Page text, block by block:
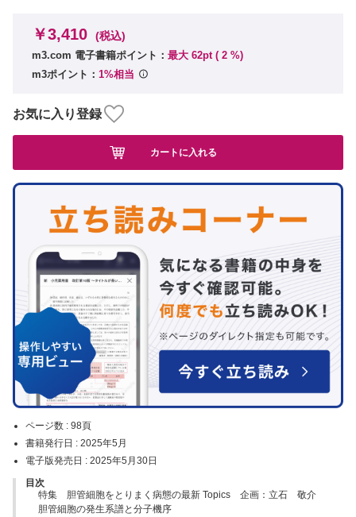
ページ数 : 98頁
書籍発行日 : 2025年5月
電子版発売日 : 2025年5月30日
目次
特集 胆管細胞をとりまく病態の最新 Topics 企画：立石 敬介
胆管細胞の発生系譜と分子機序
￥3,410 (税込)
m3.com 電子書籍ポイント： 最大 62pt ( 2 %)
m3ポイント： 1%相当
お気に入り登録
カートに入れる